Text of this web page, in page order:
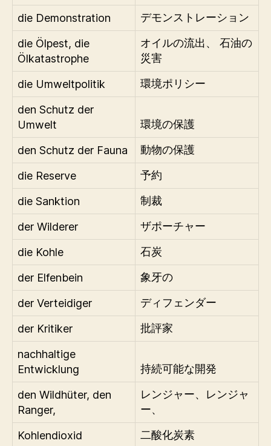
die Demonstration デモンストレーション
die Ölpest, die
Ölkatastrophe
オイルの流出、 石油の
災害
die Umweltpolitik 環境ポリシー
den Schutz der
Umwelt
環境の保護
den Schutz der Fauna 動物の保護
die Reserve 予約
die Sanktion 制裁
der Wilderer ザポーチャー
die Kohle 石炭
der Elfenbein 象牙の
der Verteidiger ディフェンダー
der Kritiker 批評家
nachhaltige
Entwicklung
持続可能な開発
den Wildhüter, den
Ranger,
レンジャー、レンジャ
ー、
Kohlendioxid 二酸化炭素